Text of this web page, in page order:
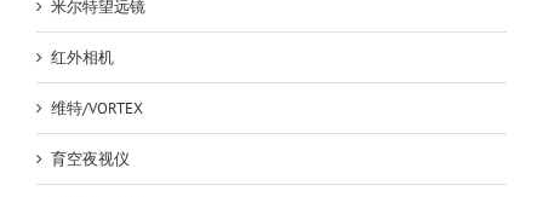
米尔特望远镜
红外相机
维特/VORTEX
育空夜视仪